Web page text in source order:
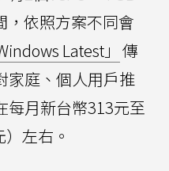
，依照方案不同會
Latest」 傳
家庭、個人用戶推
每月新台幣313元至
左右。